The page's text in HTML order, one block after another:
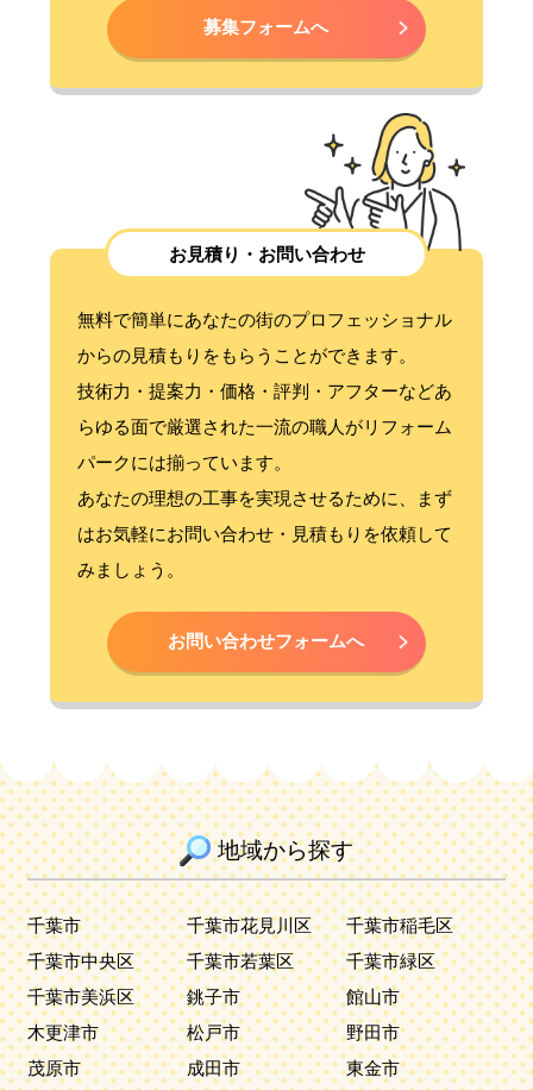
募集フォームへ
お見積り・お問い合わせ
無料で簡単にあなたの街のプロフェッショナル
からの見積もりをもらうことができます。
技術力・提案力・価格・評判・アフターなどあ
らゆる面で厳選された一流の職人がリフォーム
パークには揃っています。
あなたの理想の工事を実現させるために、まず
はお気軽にお問い合わせ・見積もりを依頼して
みましょう。
お問い合わせフォームへ
地域から探す
千葉市 千葉市花見川区
千葉市稲毛区
千葉市中央区
千葉市若葉区
千葉市緑区
千葉市美浜区
銚子市
館山市
木更津市
松戸市
野田市
茂原市
成田市
東金市